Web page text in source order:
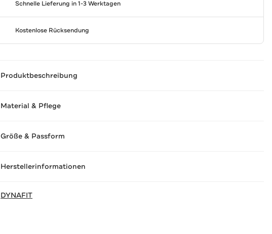
Schnelle Lieferung in 1-3 Werktagen
Kostenlose Rücksendung
Produktbeschreibung
Material & Pflege
Größe & Passform
Herstellerinformationen
DYNAFIT